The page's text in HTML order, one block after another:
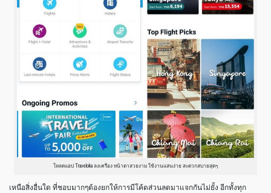
โหลดแอป Traveloka ลงเครื่อง หน้าตาสวยงาม ใช้งานแสนง่าย สะดวกสบายสุดๆ
เหนือสิ่งอื่นใด ที่ชอบมากๆต้องยกให้การมีโค้ดส่วนลดมาแจกกันไม่ยั้ง อีกทั้งทุก